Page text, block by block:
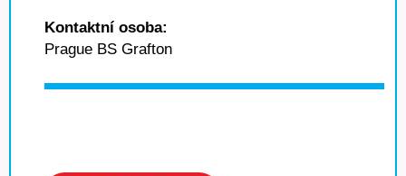
Kontaktní osoba:
Prague BS Grafton